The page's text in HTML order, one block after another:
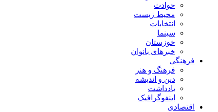
حوادث
محیط زیست
انتخابات
سینما
خوزستان
خبرهای بانوان
فرهنگی
فرهنگ و هنر
دین و اندیشه
یادداشت
اینفوگرافیک
اقتصادی